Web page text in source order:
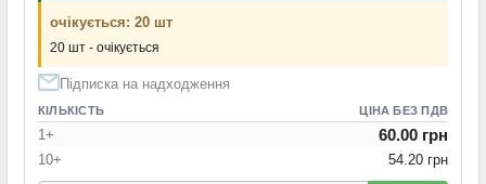
очікується: 20 шт
20 шт - очікується
Підписка на надходження
КІЛЬКІСТЬ ЦІНА БЕЗ ПДВ
1+ 60.00 грн
10+ 54.20 грн